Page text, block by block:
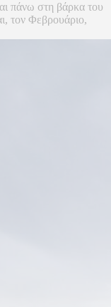
πάνω στη βάρκα του
τον Φεβρουάριο,